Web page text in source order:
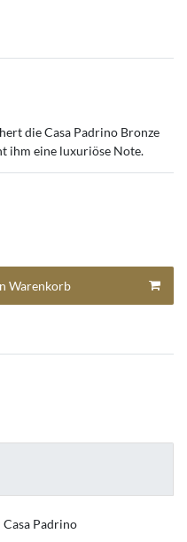
die Casa Padrino Bronze
ihm eine luxuriöse Note.
Warenkorb
Padrino